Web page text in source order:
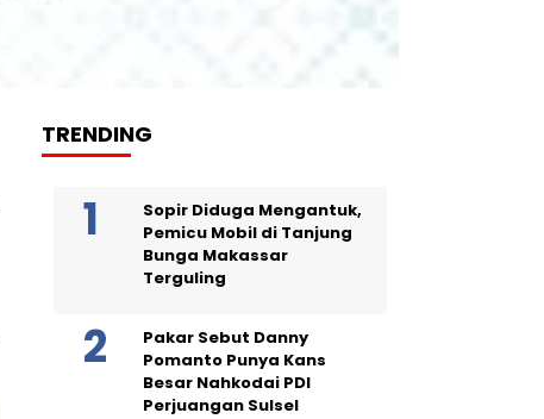
TRENDING
Sopir Diduga Mengantuk,
Pemicu Mobil di Tanjung
Bunga Makassar
Terguling
Pakar Sebut Danny
Pomanto Punya Kans
Besar Nahkodai PDI
Perjuangan Sulsel